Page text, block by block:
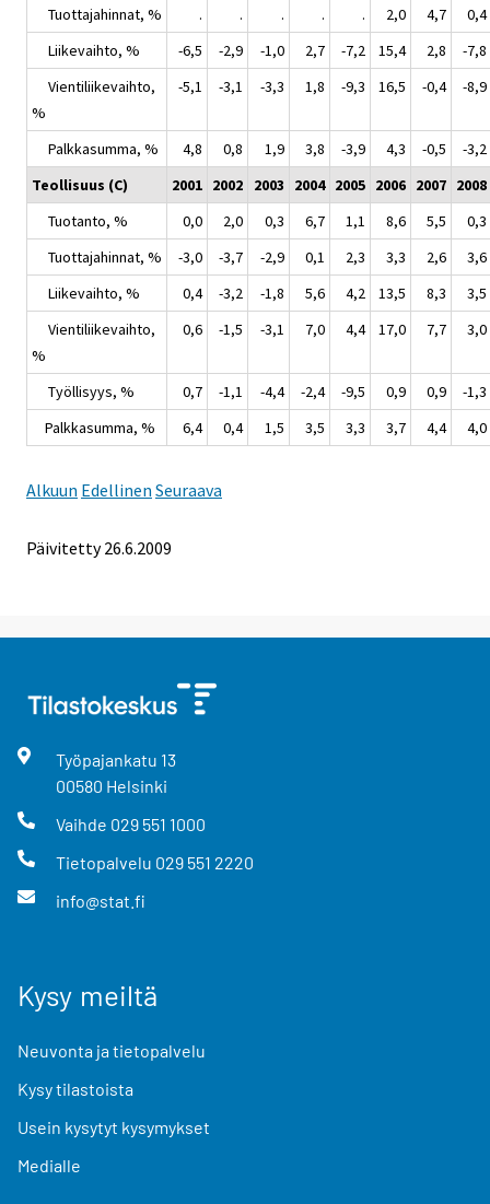
Tuottajahinnat, % . . . . . 2,0 4,7
0,4
Liikevaihto, %
-6,5 -2,9 -1,0 2,7 -7,2 15,4 2,8
-7,8
Vientiliikevaihto,
%
-5,1 -3,1 -3,3 1,8 -9,3 16,5 -0,4 -8,9
Palkkasumma, % 4,8 0,8 1,9 3,8 -3,9 4,3 -0,5
-3,2
Teollisuus (C)
2001 2002 2003 2004 2005 2006 2007 2008
Tuotanto, %
0,0 2,0 0,3 6,7 1,1 8,6 5,5
0,3
Tuottajahinnat, %
-3,0 -3,7 -2,9 0,1 2,3 3,3 2,6
3,6
Liikevaihto, %
0,4 -3,2 -1,8 5,6 4,2 13,5 8,3
3,5
Vientiliikevaihto,
%
0,6 -1,5 -3,1 7,0 4,4 17,0 7,7 3,0
Työllisyys, % 0,7 -1,1 -4,4 -2,4 -9,5 0,9 0,9
-1,3
Palkkasumma, %
6,4 0,4 1,5 3,5 3,3 3,7 4,4 4,0
Alkuun Edellinen Seuraava
Päivitetty26.6.2009
Työpajankatu 13
00580 Helsinki
Vaihde 029 551 1000
Tietopalvelu 029 551 2220
info@stat.fi
Kysy meiltä
Neuvonta ja tietopalvelu
Kysy tilastoista
Usein kysytyt kysymykset
Medialle